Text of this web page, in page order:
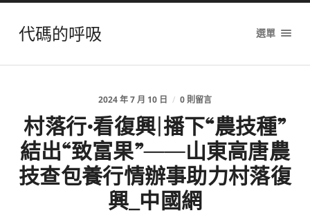
代碼的呼吸 選單
2024 年 7 月 10 日 / 0 則留言
村落行·看復興|播下“農技種”
結出“致富果”——山東高唐農
技查包養行情辦事助力村落復
興_中國網